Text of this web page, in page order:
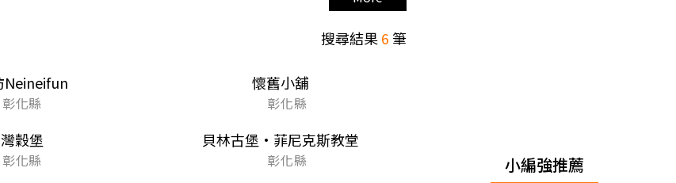
搜尋結果6筆
Neineifun
彰化縣
懷舊小舖
彰化縣
穀堡
彰化縣
貝林古堡•菲尼克斯教堂
彰化縣 小編強推薦